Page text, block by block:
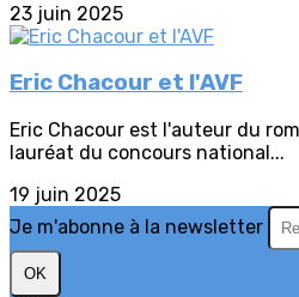
23 juin 2025
Eric Chacour et l'AVF
Eric Chacour est l'auteur du
lauréat du concours national...
19 juin 2025
Je m'abonne à la newsletter
OK